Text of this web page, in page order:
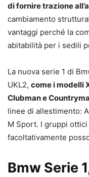
di fornire trazione
cambiamento
vantaggi perché la
abitabilità per i sedili
La nuova serie 1 di
UKL2, come i modelli
Clubman e
linee di allestimento:
M Sport. I gruppi
facoltativamente
Bmw Serie